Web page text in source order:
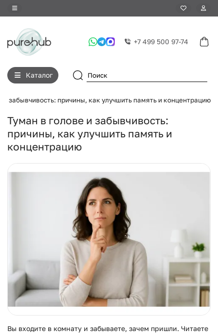
+7 499 500 97-74
Каталог
и забывчивость: причины, как улучшить память и концентрацию
Туман в голове и забывчивость:
причины, как улучшить память и
концентрацию
Вы входите в комнату и забываете, зачем пришли. Читаете